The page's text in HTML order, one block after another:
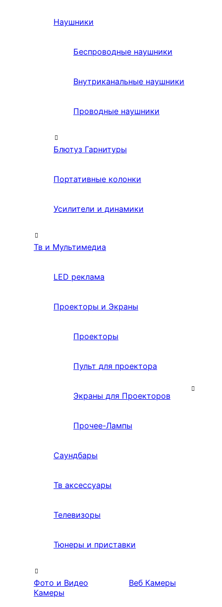
Наушники
Беспроводные наушники
Внутриканальные наушники
Проводные наушники
Блютуз Гарнитуры
Портативные колонки
Усилители и динамики
Тв и Мультимедиа
LED реклама
Проекторы и Экраны
Проекторы
Пульт для проектора
Экраны для Проекторов
Прочее-Лампы
Саундбары
Тв аксессуары
Телевизоры
Тюнеры и приставки
Фото и Видео
Камеры
Веб Камеры